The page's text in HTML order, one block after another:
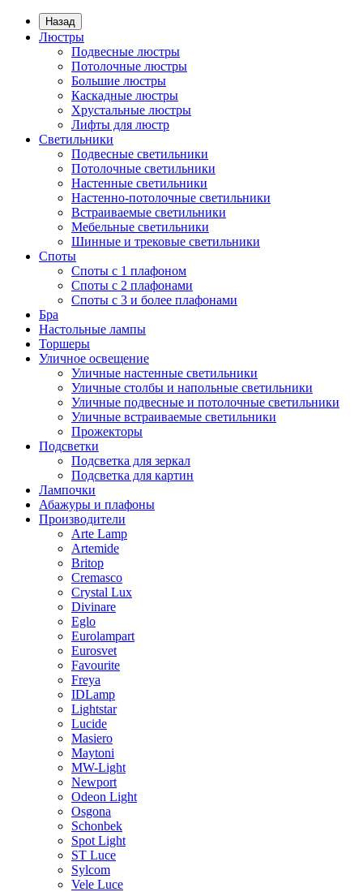
Назад
Люстры
Подвесные люстры
Потолочные люстры
Большие люстры
Каскадные люстры
Хрустальные люстры
Лифты для люстр
Светильники
Подвесные светильники
Потолочные светильники
Настенные светильники
Настенно-потолочные светильники
Встраиваемые светильники
Мебельные светильники
Шинные и трековые светильники
Споты
Споты с 1 плафоном
Споты с 2 плафонами
Споты с 3 и более плафонами
Бра
Настольные лампы
Торшеры
Уличное освещение
Уличные настенные светильники
Уличные столбы и напольные светильники
Уличные подвесные и потолочные светильники
Уличные встраиваемые светильники
Прожекторы
Подсветки
Подсветка для зеркал
Подсветка для картин
Лампочки
Абажуры и плафоны
Производители
Arte Lamp
Artemide
Britop
Cremasco
Crystal Lux
Divinare
Eglo
Eurolampart
Eurosvet
Favourite
Freya
IDLamp
Lightstar
Lucide
Masiero
Maytoni
MW-Light
Newport
Odeon Light
Osgona
Schonbek
Spot Light
ST Luce
Sylcom
Vele Luce